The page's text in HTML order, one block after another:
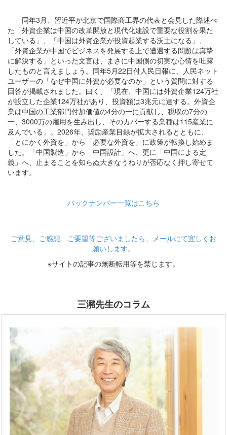
同年3月、習近平が北京で国際商工界の代表と会見した際述べ
た「外資企業は中国の改革開放と現代化建設で重要な役割を果た
している」、「中国は外資企業が投資起業する沃土になる」、
「外資企業が中国でビジネスを発展する上で遭遇する問題は真摯
に解決する」といった文言は、まさに中国側の切実な心情を吐露
したものと言えましょう。同年5月22日付人民日報に、人民ネット
ユーザーの「なぜ中国に外資が必要なのか」という質問に対する
回答が掲載されました。曰く、「現在、中国には外資企業124万社
が設立した企業124万社があり、投資額は3兆元に達する。外資企
業は中国の工業部門付加価値の4分の一に貢献し、税収の7分の
一、3000万の雇用を生み出し、そのカバーする業種は115産業に
及んでいる」。2026年、奨励産業目録が拡大されるとともに、
「とにかく外資を」から「必要な外資を」に政策が転換し始めま
した。「中国製造」から「中国設計」へ、更に「中国による定
義」へ、止まることを知らぬ大きなうねりが否応なく押し寄せて
います。
バックナンバー一覧はこちら
ご意見、ご感想、ご要望等ございましたら、メールにて宜しくお
願いします。
※サイトの記事の無断転用等を禁じます。
三瀦先生のコラム